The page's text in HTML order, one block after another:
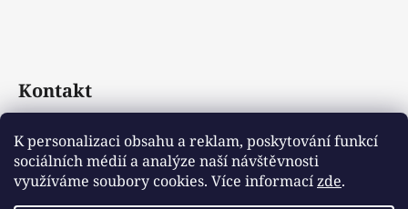
K personalizaci obsahu a reklam, poskytování funkcí
sociálních médií a analýze naší návštěvnosti
využíváme soubory cookies. Více informacízde.
Kontakt
info@emotys.cz
+421903231812